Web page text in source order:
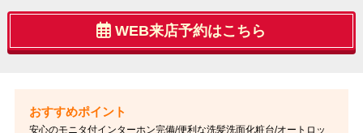
WEB来店予約はこちら
安心のモニタ付インターホン完備/便利な洗髪洗面化粧台/オートロッ